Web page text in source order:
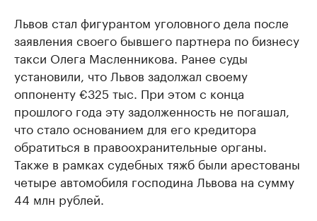
Львов стал фигурантом уголовного дела после
заявления своего бывшего партнера по бизнесу
такси Олега Масленникова. Ранее суды
установили, что Львов задолжал своему
оппоненту €325 тыс. При этом с конца
прошлого года эту задолженность не погашал,
что стало основанием для его кредитора
обратиться в правоохранительные органы.
Также в рамках судебных тяжб были арестованы
четыре автомобиля господина Львова на сумму
44 млн рублей.